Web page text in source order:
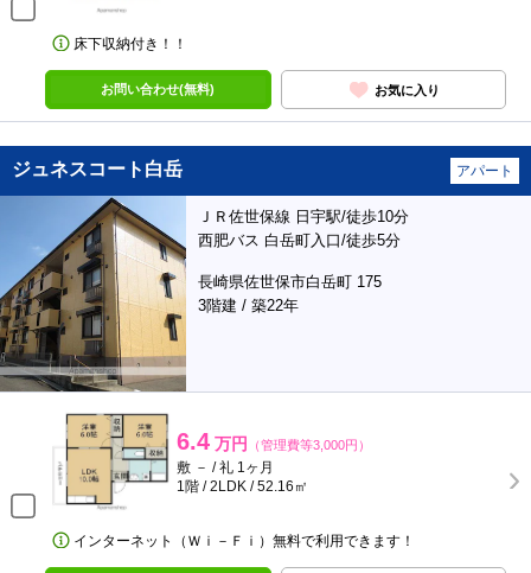
床下収納付き！！
お問い合わせ(無料) お気に入り
ジュネスコート白岳 アパート
ＪＲ佐世保線 日宇駅/徒歩10分
西肥バス 白岳町入口/徒歩5分
長崎県佐世保市白岳町 175
3階建 / 築22年
6.4 万円 （管理費等3,000円）
敷 － / 礼 1ヶ月
1階 / 2LDK / 52.16㎡
インターネット（Ｗｉ－Ｆｉ）無料で利用できます！